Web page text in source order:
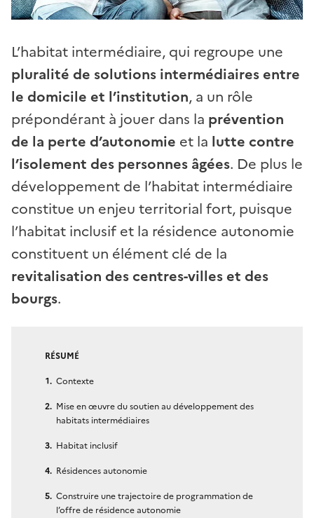
L’habitat intermédiaire, qui regroupe une
pluralité de solutions intermédiaires entre
le domicile et l’institution, a un rôle
prépondérant à jouer dans la prévention
de la perte d’autonomie et la lutte contre
l’isolement des personnes âgées. De plus le
développement de l’habitat intermédiaire
constitue un enjeu territorial fort, puisque
l’habitat inclusif et la résidence autonomie
constituent un élément clé de la
revitalisation des centres-villes et des
bourgs.
RÉSUMÉ
Contexte
Mise en œuvre du soutien au développement des
habitats intermédiaires
Habitat inclusif
Résidences autonomie
Construire une trajectoire de programmation de
l’offre de résidence autonomie